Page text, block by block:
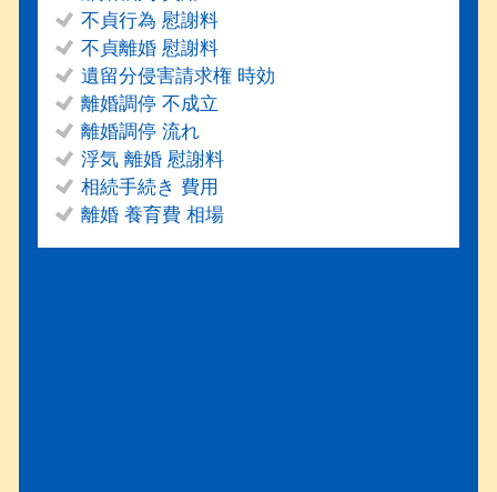
不貞行為 慰謝料
不貞離婚 慰謝料
遺留分侵害請求権 時効
離婚調停 不成立
離婚調停 流れ
浮気 離婚 慰謝料
相続手続き 費用
離婚 養育費 相場